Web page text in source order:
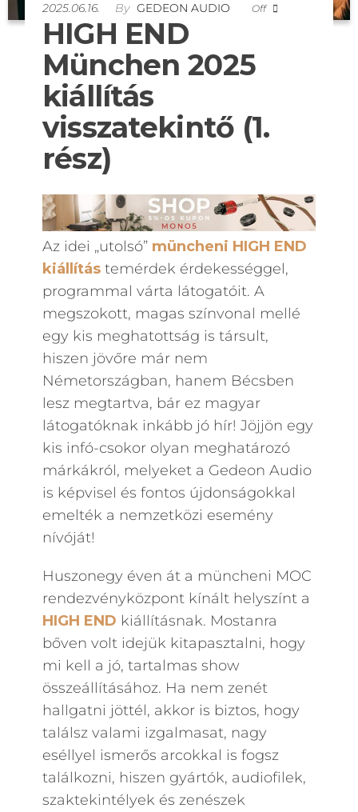
2025.06.16. By GEDEON AUDIO Off
HIGH END
München 2025
kiállítás
visszatekintő (1.
rész)
Az idei „utolsó” müncheni HIGH END
kiállítástemérdek érdekességgel,
programmal várta látogatóit. A
megszokott, magas színvonal mellé
egy kis meghatottság is társult,
hiszen jövőre már nem
Németországban, hanem Bécsben
lesz megtartva, bár ez magyar
látogatóknak inkább jó hír! Jöjjön egy
kis infó-csokor olyan meghatározó
márkákról, melyeket a Gedeon Audio
is képvisel és fontos újdonságokkal
emelték a nemzetközi esemény
nívóját!
Huszonegy éven át a müncheni MOC
rendezvényközpont kínált helyszínt a
HIGH END kiállításnak. Mostanra
bőven volt idejük kitapasztalni, hogy
mi kell a jó, tartalmas show
összeállításához. Ha nem zenét
hallgatni jöttél, akkor is biztos, hogy
találsz valami izgalmasat, nagy
eséllyel ismerős arcokkal is fogsz
találkozni, hiszen gyártók, audiofilek,
szaktekintélyek és zenészek